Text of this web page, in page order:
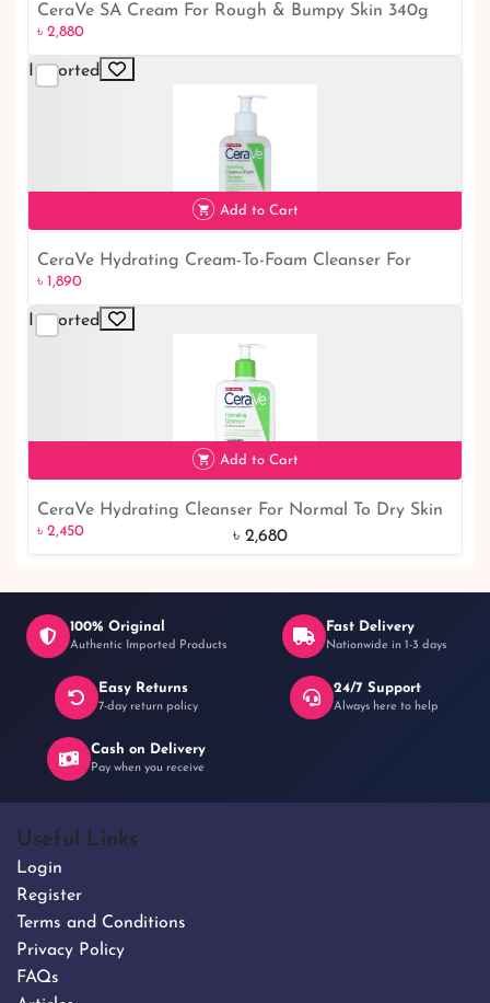
৳ 2,880
CeraVe SA Cream For Rough & Bumpy Skin 340g
৳ 2,880
Imported
৳ 1,890
Add to Cart
CeraVe Hydrating Cream-To-Foam Cleanser For
Normal To Dry Skin 236ml
৳ 1,890
Imported
৳ 2,450 9% off
Add to Cart
CeraVe Hydrating Cleanser For Normal To Dry Skin
473ml
৳ 2,450 ৳ 2,680
100% Original
Authentic Imported Products
Fast Delivery
Nationwide in 1-3 days
Easy Returns
7-day return policy
24/7 Support
Always here to help
Cash on Delivery
Pay when you receive
Useful Links
Login
Register
Terms and Conditions
Privacy Policy
FAQs